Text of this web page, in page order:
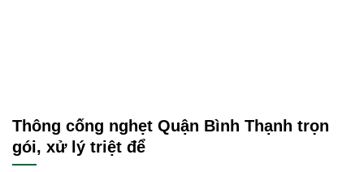
Thông cống nghẹt Quận Bình Thạnh trọn
gói, xử lý triệt để